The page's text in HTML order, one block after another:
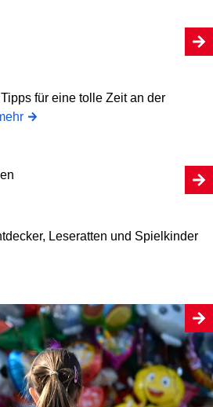
für eine tolle Zeit an der
Leseratten und Spielkinder